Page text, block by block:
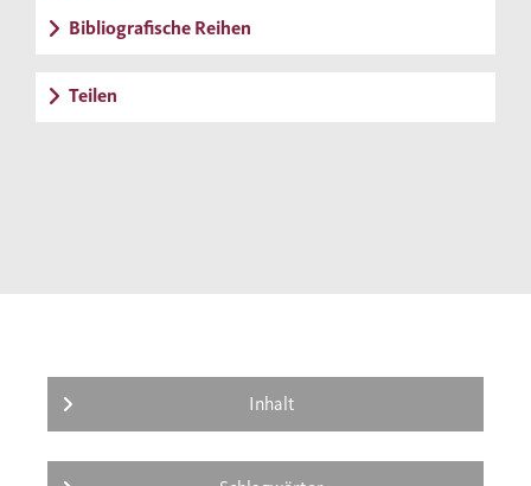
Bibliografische Reihen
Teilen
Inhalt